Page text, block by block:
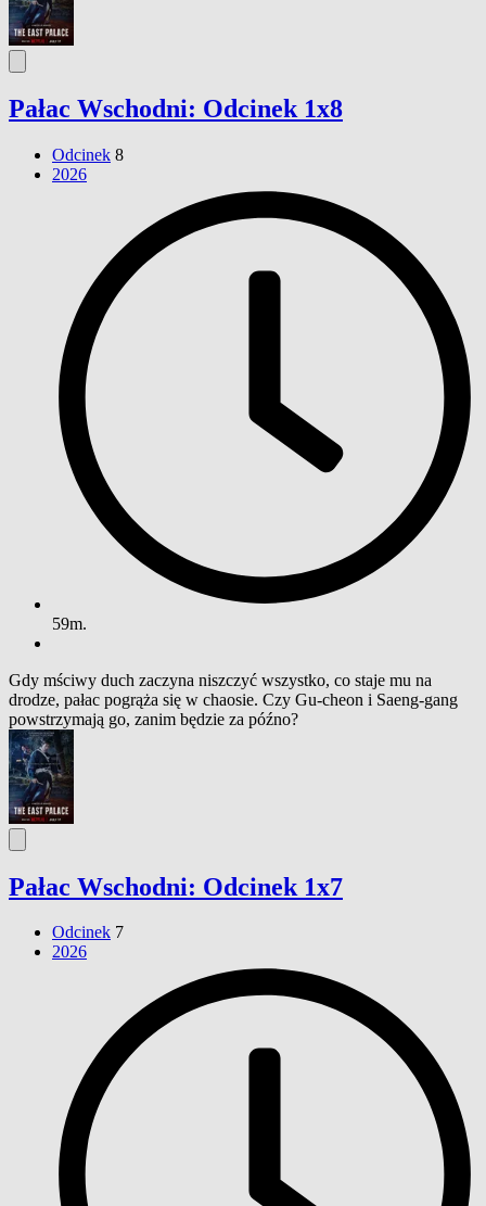
Pałac Wschodni: Odcinek 1x8
Odcinek 8
2026
59m.
Gdy mściwy duch zaczyna niszczyć wszystko, co staje mu na
drodze, pałac pogrąża się w chaosie. Czy Gu-cheon i Saeng-gang
powstrzymają go, zanim będzie za późno?
Pałac Wschodni: Odcinek 1x7
Odcinek 7
2026